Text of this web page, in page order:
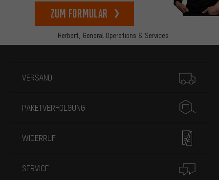
Herbert, General Operations & Services
zum Formular
VERSAND
PAKETVERFOLGUNG
WIDERRUF
SERVICE